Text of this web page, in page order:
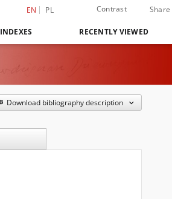
EN PL Contrast Share
INDEXES RECENTLY VIEWED
Download bibliography description